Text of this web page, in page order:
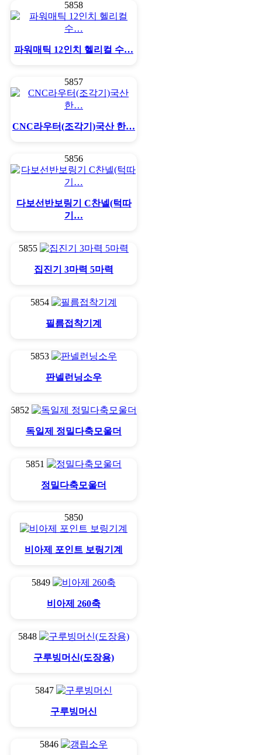
5858
파워매틱 12인치 헬리컬 수…
5857
CNC라우터(조각기)국산 한…
5856
다보선반보링기 C찬넬(턱따
기…
5855
집진기 3마력 5마력
5854
필름접착기계
5853
판넬런닝소우
5852
독일제 정밀다축모울더
5851
정밀다축모울더
5850
비아제 포인트 보링기계
5849
비아제 260축
5848
구루빙머신(도장용)
5847
구루빙머신
5846